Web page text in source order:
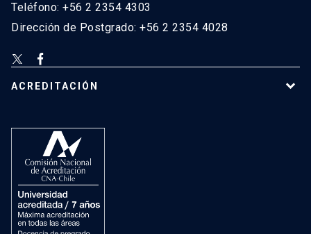
Teléfono: +56 2 2354 4303
Dirección de Postgrado: +56 2 2354 4028
ACREDITACIÓN